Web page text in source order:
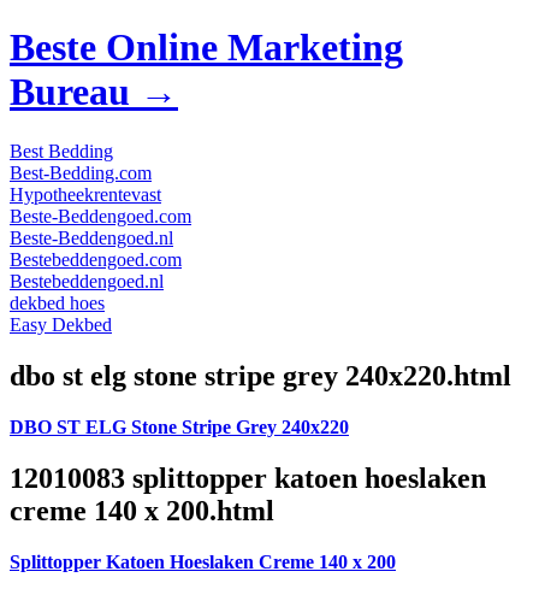
Beste Online Marketing
Bureau →
Best Bedding
Best-Bedding.com
Hypotheekrentevast
Beste-Beddengoed.com
Beste-Beddengoed.nl
Bestebeddengoed.com
Bestebeddengoed.nl
dekbed hoes
Easy Dekbed
dbo st elg stone stripe grey 240x220.html
DBO ST ELG Stone Stripe Grey 240x220
12010083 splittopper katoen hoeslaken
creme 140 x 200.html
Splittopper Katoen Hoeslaken Creme 140 x 200